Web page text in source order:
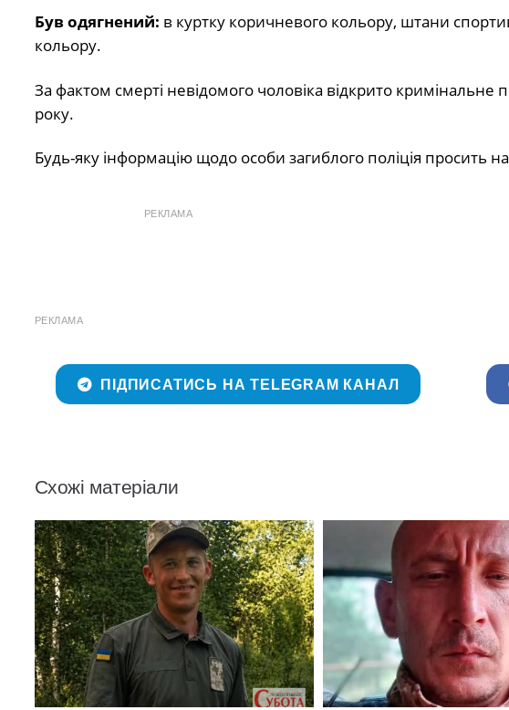
Був одягнений: в куртку коричневого кольору, штани
кольору.
За фактом смерті невідомого чоловіка відкрито
року.
Будь-яку інформацію щодо особи загиблого поліція просить
РЕКЛАМА
РЕКЛАМА
ПІДПИСАТИСЬ НА TELEGRAM КАНАЛ
Схожі матеріали